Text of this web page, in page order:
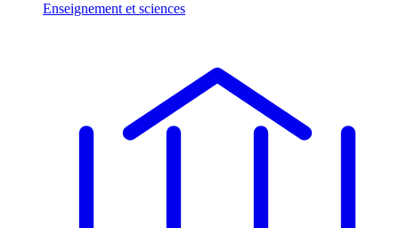
Enseignement et sciences